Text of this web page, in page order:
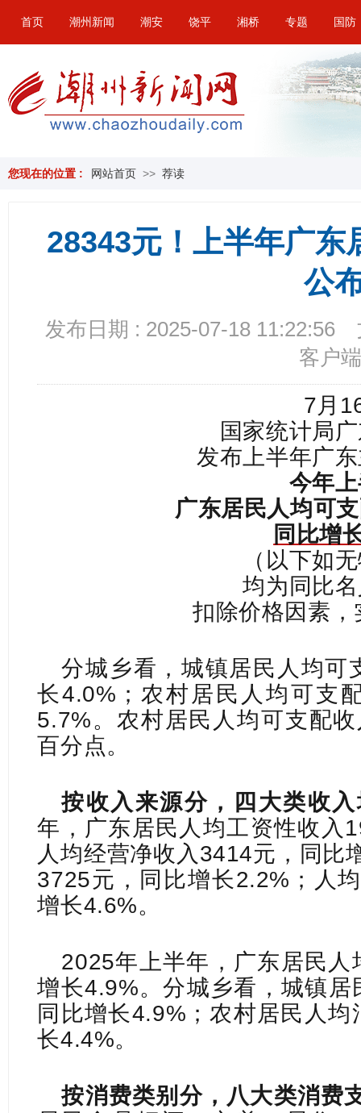
首页 潮州新闻 潮安 饶平 湘桥 专题 国防
您现在的位置 : 网站首页 >> 荐读
28343元！上半年广东
公
发布日期 : 2025-07-18 11:22:56
客户端
7月
国家统计局
发布上半年广
今年
广东居民人均可
同比增
（以下如
均为同比
扣除价格因素
分城乡看，城镇居民人均可
长4.0%；农村居民人均可支
5.7%。农村居民人均可支配
百分点。
按收入来源分，四大类收
年，广东居民人均工资性收入
人均经营净收入3414元，同比
3725元，同比增长2.2%；人
增长4.6%。
2025年上半年，广东居民
增长4.9%。分城乡看，城镇
同比增长4.9%；农村居民人
长4.4%。
按消费类别分，八大类消费